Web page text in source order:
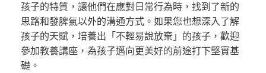
孩子的特質，讓他們在應對日常行為時，找到了新的
思路和發脾氣以外的溝通方式。如果您也想深入了解
孩子的天賦，培養出「不輕易說放棄」的孩子，歡迎
參加教養講座，為孩子邁向更美好的前途打下堅實基
礎。